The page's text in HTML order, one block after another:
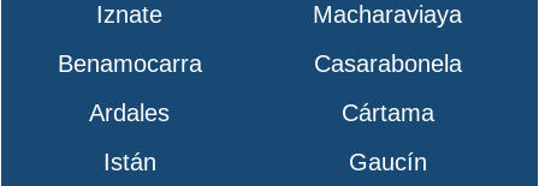
Iznate
Macharaviaya
Benamocarra
Casarabonela
Ardales
Cártama
Istán
Gaucín